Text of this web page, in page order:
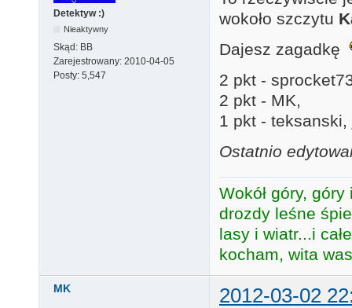
Detektyw :)
Nieaktywny
Skąd: BB
Zarejestrowany: 2010-04-05
Posty: 5,547
wokoło szczytu
Dajesz zagadkę
2 pkt -
2 pkt - MK,
1 pkt - teksanski,
Ostatnio
Wokół góry,
drozdy leśne
lasy i wiatr...i
kocham, wita
MK 2012-03-02